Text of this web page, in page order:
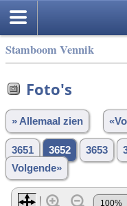
Stamboom Vennik
Foto's
» Allemaal zien
3651 3652 3653
Volgende»